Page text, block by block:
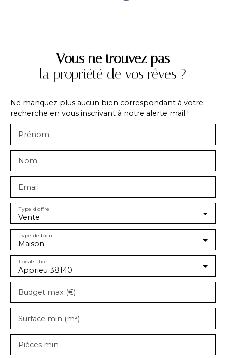
Vous ne trouvez pas
la propriété de vos rêves ?
Ne manquez plus aucun bien correspondant à votre
recherche en vous inscrivant à notre alerte mail !
Prénom
Nom
Email
Vente
Type d'offre
Maison
Type de bien
Apprieu 38140
Localisation
Budget max (€)
Surface min (m²)
Pièces min